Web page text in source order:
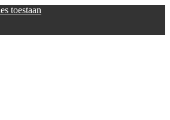
toestaan